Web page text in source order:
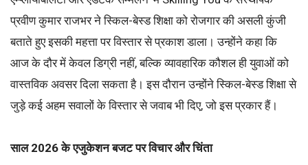
प्रवीण कुमार राजभर ने स्किल-बेस्ड शिक्षा को रोजगार की असली कुंजी
बताते हुए इसकी महत्ता पर विस्तार से प्रकाश डाला। उन्होंने कहा कि
आज के दौर में केवल डिग्री नहीं, बल्कि व्यावहारिक कौशल ही युवाओं को
वास्तविक अवसर दिला सकता है। इस दौरान उन्होंने स्किल-बेस्ड शिक्षा से
जुड़े कई अहम सवालों के विस्तार से जवाब भी दिए, जो इस प्रकार हैं।
साल 2026 के एजुकेशन बजट पर विचार और चिंता